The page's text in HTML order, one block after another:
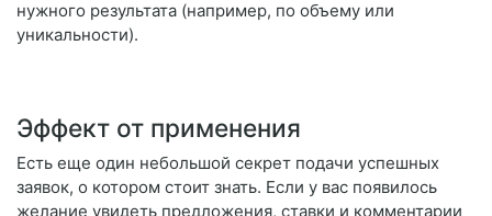
нужного результата (например, по объему или
уникальности).
Эффект от применения
Есть еще один небольшой секрет подачи успешных
заявок, о котором стоит знать. Если у вас появилось
желание увидеть предложения, ставки и комментарии